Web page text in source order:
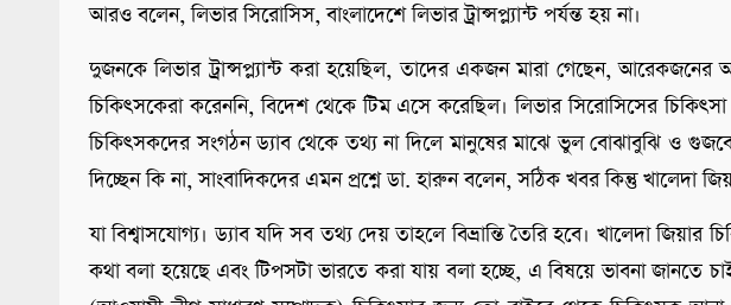
আরও বলেন, লিভার সিরোসিস, বাংলাদেশে লিভার ট্রান্সপ্ল্যান্ট পর্যন্ত হয় না।
দুজনকে লিভার ট্রান্সপ্ল্যান্ট করা হয়েছিল, তাদের একজন মারা গেছেন, আরেকজনের
চিকিৎসকেরা করেননি, বিদেশ থেকে টিম এসে করেছিল। লিভার সিরোসিসের
চিকিৎসকদের সংগঠন ড্যাব থেকে তথ্য না দিলে মানুষের মাঝে ভুল বোঝাবুঝি ও
দিচ্ছেন কি না, সাংবাদিকদের এমন প্রশ্নে ডা. হারুন বলেন, সঠিক খবর কিন্তু খালেদা
যা বিশ্বাসযোগ্য। ড্যাব যদি সব তথ্য দেয় তাহলে বিভ্রান্তি তৈরি হবে। খালেদা
কথা বলা হয়েছে এবং টিপসটা ভারতে করা যায় বলা হচ্ছে, এ বিষয়ে ভাবনা জানতে